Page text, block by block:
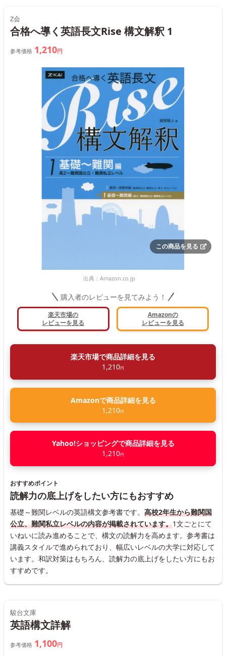
Z会
合格へ導く英語長文Rise 構文解釈 1
参考価格 1,210円
この商品を見る
出典： Amazon.co.jp
購入者のレビューを見てみよう！
楽天市場の
レビューを見る
Amazonの
レビューを見る
楽天市場で商品詳細を見る
1,210円
Amazonで商品詳細を見る
1,210円
Yahoo!ショッピングで商品詳細を見る
1,210円
おすすめポイント
読解力の底上げをしたい方にもおすすめ
基礎～難関レベルの英語構文参考書です。 高校2年生から難関国
公立、難関私立レベルの内容が掲載されています。1文ごとにて
いねいに読み進めることで、構文の読解力を高めます。参考書は
講義スタイルで進められており、幅広いレベルの大学に対応して
います。和訳対策はもちろん、読解力の底上げをしたい方にもお
すすめです。
駿台文庫
英語構文詳解
参考価格 1,100円